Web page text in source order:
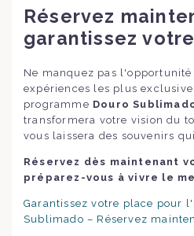
Réservez
garantissez
Ne manquez pas
expériences les plus
programme Douro
transformera votre vision du
vous laissera des souvenirs
Réservez dès maintenant
préparez-vous à vivre le
Garantissez votre place pour
Sublimado – Réservez